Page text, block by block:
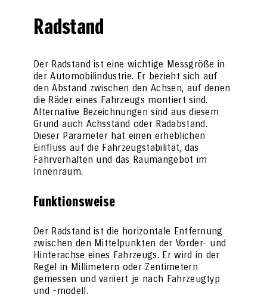
Radstand
Der Radstand ist eine wichtige Messgröße in
der Automobilindustrie. Er bezieht sich auf
den Abstand zwischen den Achsen, auf denen
die Räder eines Fahrzeugs montiert sind.
Alternative Bezeichnungen sind aus diesem
Grund auch Achsstand oder Radabstand.
Dieser Parameter hat einen erheblichen
Einfluss auf die Fahrzeugstabilität, das
Fahrverhalten und das Raumangebot im
Innenraum.
Funktionsweise
Der Radstand ist die horizontale Entfernung
zwischen den Mittelpunkten der Vorder- und
Hinterachse eines Fahrzeugs. Er wird in der
Regel in Millimetern oder Zentimetern
gemessen und variiert je nach Fahrzeugtyp
und -modell.